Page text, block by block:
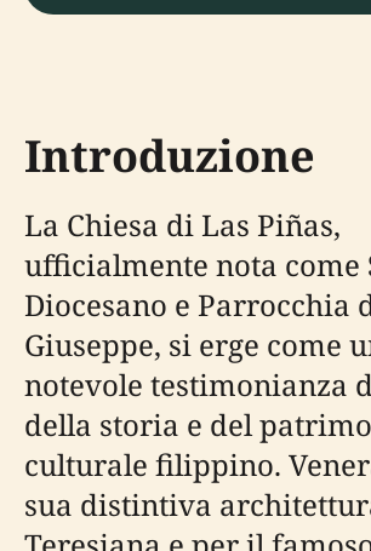
Introduzione
La Chiesa di Las Piñas,
ufficialmente nota come
Diocesano e Parrocchia
Giuseppe, si erge come
notevole testimonianza
della storia e del
culturale filippino.
sua distintiva